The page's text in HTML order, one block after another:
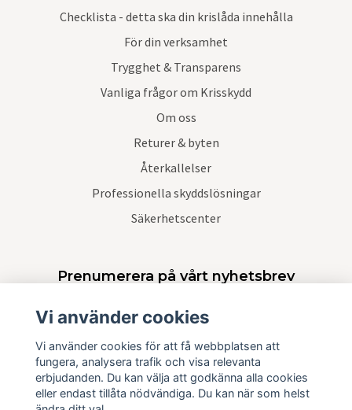
Checklista - detta ska din krislåda innehålla
För din verksamhet
Trygghet & Transparens
Vanliga frågor om Krisskydd
Om oss
Returer & byten
Återkallelser
Professionella skyddslösningar
Säkerhetscenter
Prenumerera på vårt nyhetsbrev
Vi använder cookies
Vi använder cookies för att få webbplatsen att
fungera, analysera trafik och visa relevanta
erbjudanden. Du kan välja att godkänna alla cookies
eller endast tillåta nödvändiga. Du kan när som helst